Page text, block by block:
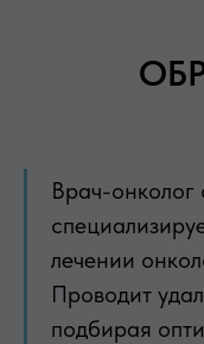
Врач-онколог
лечении
Проводит
подбирая